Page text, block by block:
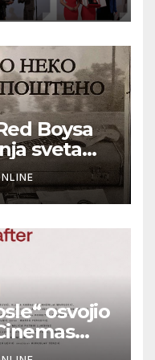
33.
filma Palić
Boysa
sveta
osvojio
festivalu